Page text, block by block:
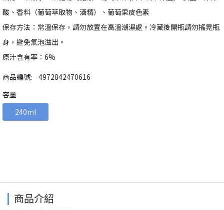
酸、香料（葡萄萃取物、酒精）、葡萄果皮色素
保存方法：常溫保存，請勿放置在高溫潮濕處。冷藏後開瓶請勿搖晃瓶
身，避免氣泡溢出。
原汁含有率：6%
商品編號:
4972842470616
容量
240ml
商品介紹